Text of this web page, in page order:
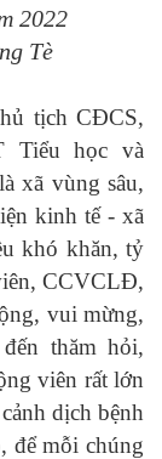
2022
Tè
tịch CĐCS,
Tiểu học và
xã vùng sâu,
kinh tế - xã
khó khăn, tỷ
CCVCLĐ,
vui mừng,
thăm hỏi,
viên rất lớn
dịch bệnh
để mỗi chúng